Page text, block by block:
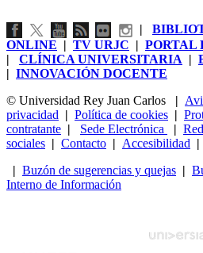
|
ONLINE | TV URJC | PORTAL
| CLÍNICA UNIVERSITARIA |
| INNOVACIÓN DOCENTE
© Universidad Rey Juan Carlos
|
privacidad | Política de cookies |
contratante | Sede Electrónica |
sociales | Contacto | Accesibilidad |
| Buzón de sugerencias y quejas |
Interno de Información